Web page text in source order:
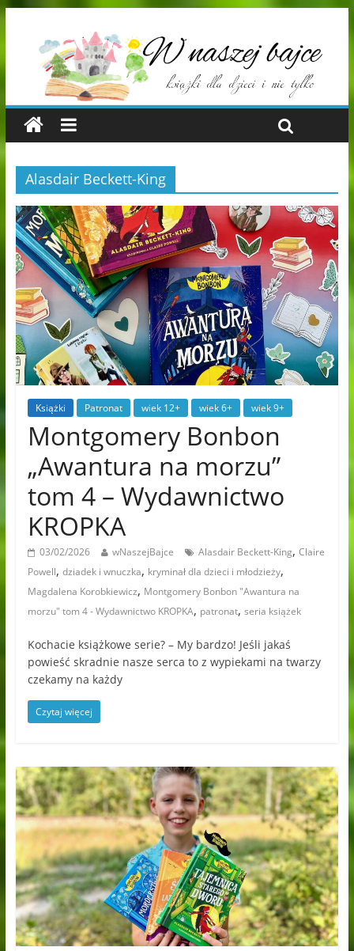
Alasdair Beckett-King
Książki Patronat wiek 12+ wiek 6+ wiek 9+
Montgomery Bonbon
„Awantura na morzu”
tom 4 – Wydawnictwo
KROPKA
03/02/2026 wNaszejBajce Alasdair Beckett-King, Claire
Powell, dziadek i wnuczka, kryminał dla dzieci i młodzieży,
Magdalena Korobkiewicz, Montgomery Bonbon "Awantura na
morzu" tom 4 - Wydawnictwo KROPKA, patronat, seria książek
Kochacie książkowe serie? – My bardzo! Jeśli jakaś
powieść skradnie nasze serca to z wypiekami na twarzy
czekamy na każdy
Czytaj więcej